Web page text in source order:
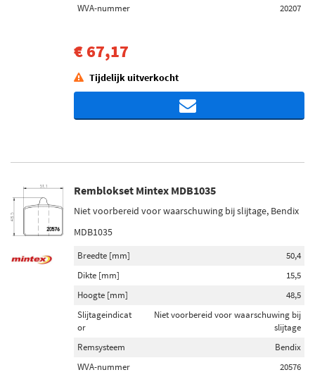
WVA-nummer 20207
€ 67,17
Tijdelijk uitverkocht
Remblokset Mintex MDB1035
Niet voorbereid voor waarschuwing bij slijtage, Bendix
MDB1035
Breedte [mm]
50,4
Dikte [mm]
15,5
Hoogte [mm]
48,5
Slijtageindicat
or
Niet voorbereid voor waarschuwing bij
slijtage
Remsysteem
Bendix
WVA-nummer
20576